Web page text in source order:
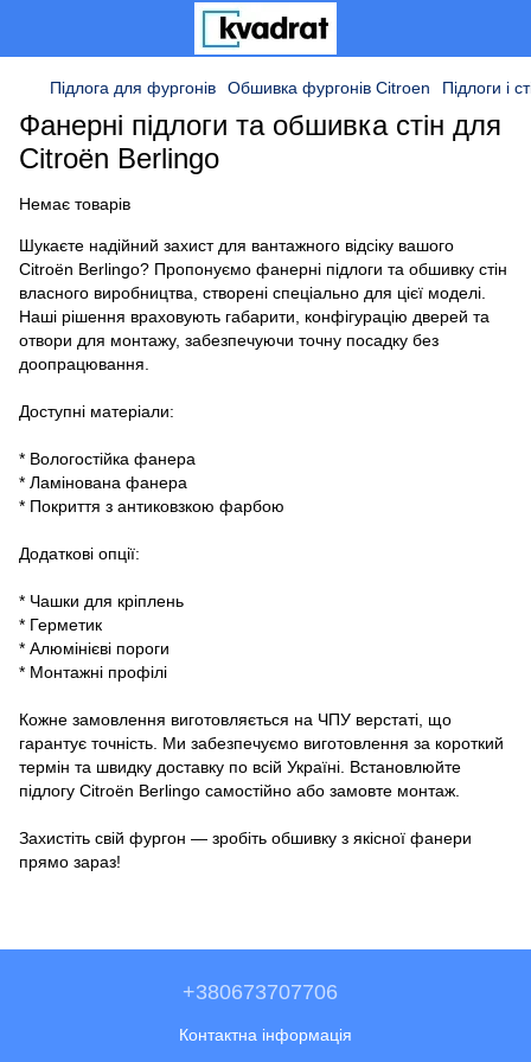
Підлога для фургонів Обшивка фургонів Citroen Підлоги і
Фанерні підлоги та обшивка стін для
Citroën Berlingo
Немає товарів
Шукаєте надійний захист для вантажного відсіку вашого
Citroën Berlingo? Пропонуємо фанерні підлоги та обшивку стін
власного виробництва, створені спеціально для цієї моделі.
Наші рішення враховують габарити, конфігурацію дверей та
отвори для монтажу, забезпечуючи точну посадку без
доопрацювання.
Доступні матеріали:
* Вологостійка фанера
* Ламінована фанера
* Покриття з антиковзкою фарбою
Додаткові опції:
* Чашки для кріплень
* Герметик
* Алюмінієві пороги
* Монтажні профілі
Кожне замовлення виготовляється на ЧПУ верстаті, що
гарантує точність. Ми забезпечуємо виготовлення за короткий
термін та швидку доставку по всій Україні. Встановлюйте
підлогу Citroën Berlingo самостійно або замовте монтаж.
Захистіть свій фургон — зробіть обшивку з якісної фанери
прямо зараз!
+380673707706
Контактна інформація